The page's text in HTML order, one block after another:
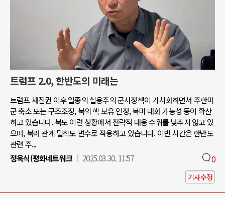
트럼프 2.0, 한반도의 미래는
트럼프 재집권 이후 일종의 실용주의 군사정책이 가시화하면서 주한미
군 축소 또는 구조조정, 북의 핵 보유 인정, 북미 대화 가능성 등이 확산
하고 있습니다. 북도 이런 상황에서 전략적 대응 수위를 낮추지 않고 있
으며, 북러 관계 밀착도 변수로 작용하고 있습니다. 이번 시간은 한반도
관련 주...
정욱식(평화네트워크
2025.03.30. 11:57 0
기사수정